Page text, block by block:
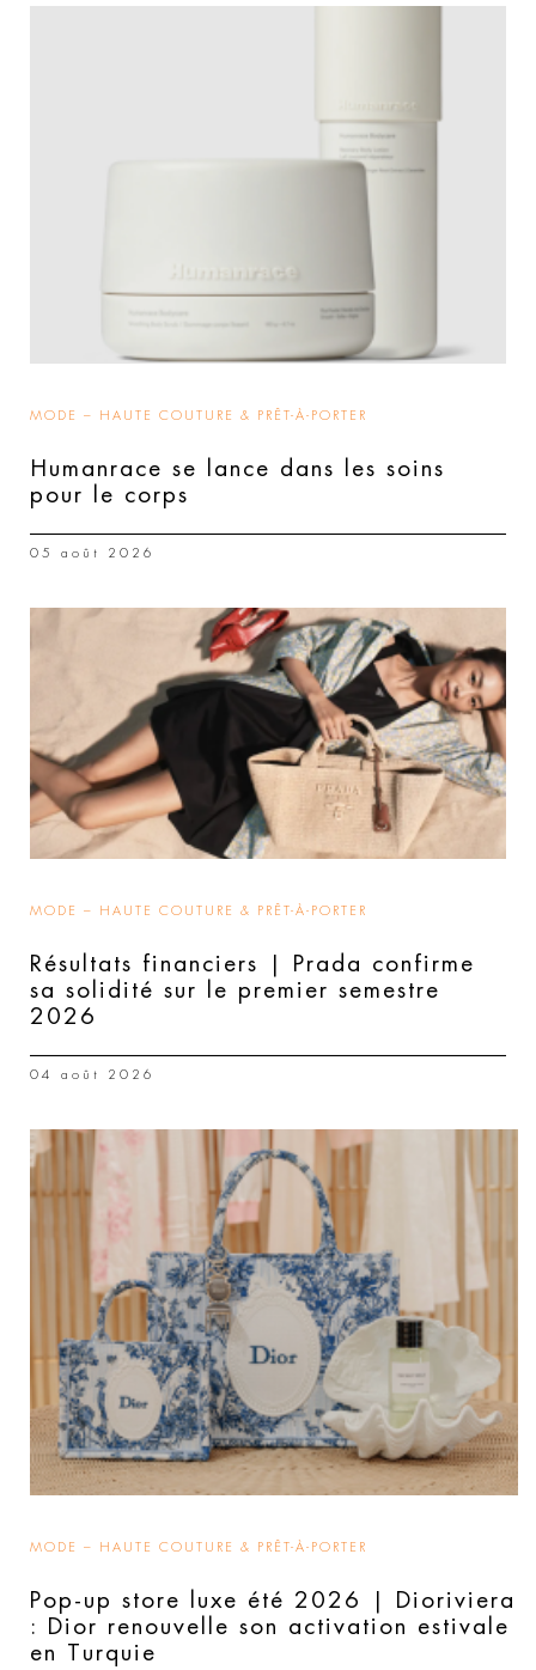
MODE – HAUTE COUTURE & PRÊT-À-PORTER
Humanrace se lance dans les soins
pour le corps
05 août 2026
MODE – HAUTE COUTURE & PRÊT-À-PORTER
Résultats financiers | Prada confirme
sa solidité sur le premier semestre
2026
04 août 2026
MODE – HAUTE COUTURE & PRÊT-À-PORTER
Pop-up store luxe été 2026 | Dioriviera
: Dior renouvelle son activation estivale
en Turquie